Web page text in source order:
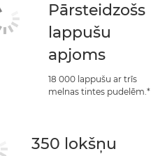
Pārsteidzošs
lappušu
apjoms
18 000 lappušu ar trīs
melnas tintes pudelēm.*
350 lokšņu